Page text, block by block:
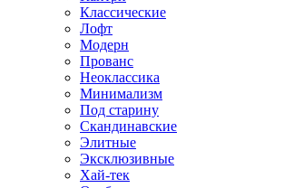
Классические
Лофт
Модерн
Прованс
Неоклассика
Минимализм
Под старину
Скандинавские
Элитные
Эксклюзивные
Хай-тек